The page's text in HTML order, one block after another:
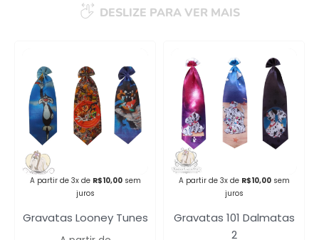
DESLIZE PARA VER MAIS
A partir de 3x de R$10,00 sem
juros
Gravatas Looney Tunes
A partir de 3x de R$10,00 sem
juros
Gravatas 101 Dalmatas
2
Campanha lançada com
sucesso!